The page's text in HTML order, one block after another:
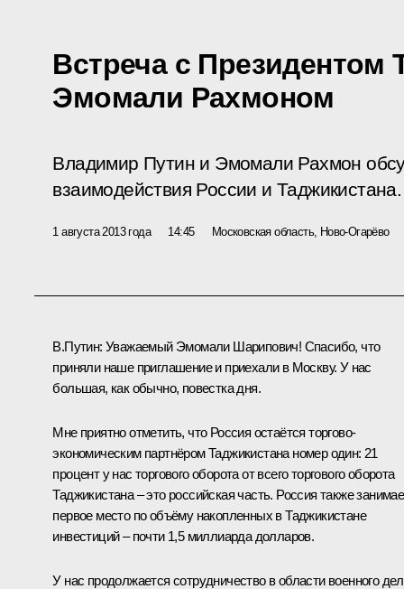
Встреча с Президентом
Эмомали Рахмоном
Владимир Путин и Эмомали Рахмон
взаимодействия России и Таджикистана.
1 августа 2013 года 14:45 Московская область, Ново-Огарёво
В.Путин: Уважаемый Эмомали Шарипович! Спасибо, что
приняли наше приглашение и приехали в Москву. У нас
большая, как обычно, повестка дня.
Мне приятно отметить, что Россия остаётся торгово-
экономическим партнёром Таджикистана номер один: 21
процент у нас торгового оборота от всего торгового оборота
Таджикистана – это российская часть. Россия также
первое место по объёму накопленных в Таджикистане
инвестиций – почти 1,5 миллиарда долларов.
У нас продолжается сотрудничество в области военного